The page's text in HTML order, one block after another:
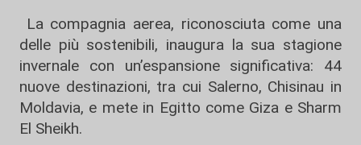
La compagnia aerea, riconosciuta come una
delle più sostenibili, inaugura la sua stagione
invernale con un’espansione significativa: 44
nuove destinazioni, tra cui Salerno, Chisinau in
Moldavia, e mete in Egitto come Giza e Sharm
El Sheikh.